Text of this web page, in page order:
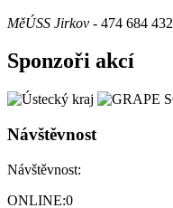
MěÚSS Jirkov - 474 684 432
Sponzoři akcí
Návštěvnost
Návštěvnost:
ONLINE:0